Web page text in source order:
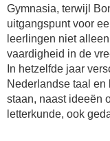
Gymnasia, terwijl
uitgangspunt voor
leerlingen niet
vaardigheid in de
In hetzelfde jaar
Nederlandse taal en
staan, naast ideeën
letterkunde, ook